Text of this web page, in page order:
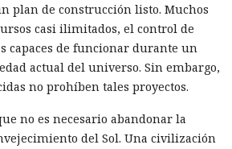
plan de construcción listo. Muchos
casi ilimitados, el control de
capaces de funcionar durante un
actual del universo. Sin embargo,
no prohíben tales proyectos.
no es necesario abandonar la
del Sol. Una civilización
ponerle fin.